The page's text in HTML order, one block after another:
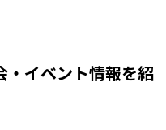
・イベント情報を紹